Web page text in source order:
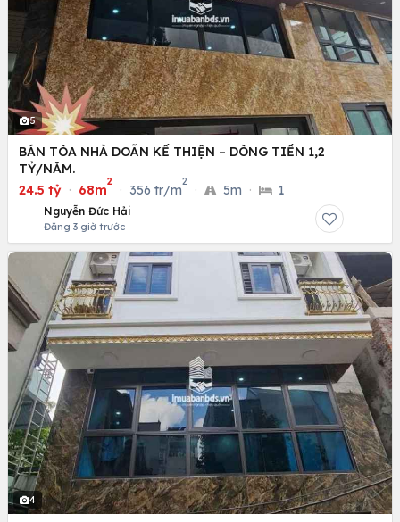
5
BÁN TÒA NHÀ DOÃN KẾ THIỆN – DÒNG TIỀN 1,2
TỶ/NĂM.
24.5 tỷ · 68m
2
· 356 tr/m
2
· 5m · 1
Nguyễn Đức Hải
Đăng 3 giờ trước
4